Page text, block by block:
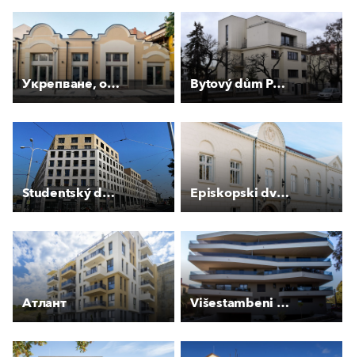
Укрепване, основен ремонт и реставрация на фасада към ул. "Г. С. Раковски" Bytový dům Peroutkova
Studentský dům Holešovice Episkopski dvor Pakrac
Атлант Višestambeni kompleks Stoja